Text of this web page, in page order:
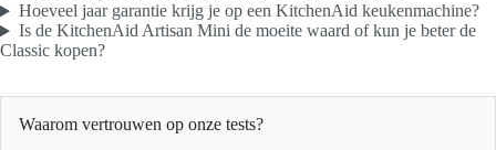
Hoeveel jaar garantie krijg je op een KitchenAid keukenmachine?
Is de KitchenAid Artisan Mini de moeite waard of kun je beter de
Classic kopen?
Waarom vertrouwen op onze tests?